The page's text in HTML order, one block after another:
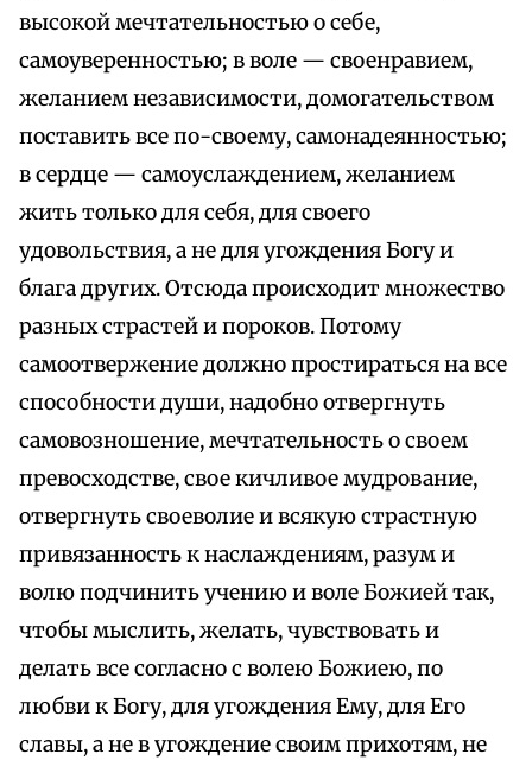
высокой мечтательностью о себе,
самоуверенностью; в воле — своенравием,
желанием независимости, домогательством
поставить все по-своему, самонадеянностью;
в сердце — самоуслаждением, желанием
жить только для себя, для своего
удовольствия, а не для угождения Богу и
блага других. Отсюда происходит множество
разных страстей и пороков. Потому
самоотвержение должно простираться на все
способности души, надобно отвергнуть
самовозношение, мечтательность о своем
превосходстве, свое кичливое мудрование,
отвергнуть своеволие и всякую страстную
привязанность к наслаждениям, разум и
волю подчинить учению и воле Божией так,
чтобы мыслить, желать, чувствовать и
делать все согласно с волею Божиею, по
любви к Богу, для угождения Ему, для Его
славы, а не в угождение своим прихотям, не